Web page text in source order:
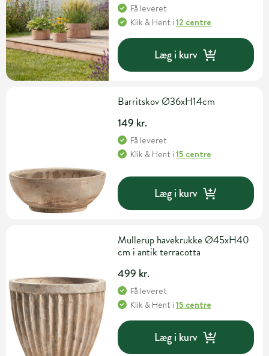
Få leveret
Klik & Hent i12 centre
Læg i kurv
Barritskov Ø36xH14cm
149 kr.
Få leveret
Klik & Hent i15 centre
Læg i kurv
Mullerup havekrukke Ø45xH40
cm i antik terracotta
499 kr.
Få leveret
Klik & Hent i15 centre
Læg i kurv